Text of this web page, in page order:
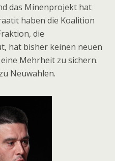
das Minenprojekt hat
haben die Koalition
die
hat bisher keinen neuen
Mehrheit zu sichern.
Neuwahlen.